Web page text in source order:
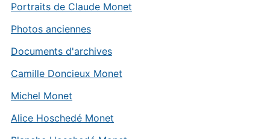
Portraits de Claude Monet
Photos anciennes
Documents d'archives
Camille Doncieux Monet
Michel Monet
Alice Hoschedé Monet